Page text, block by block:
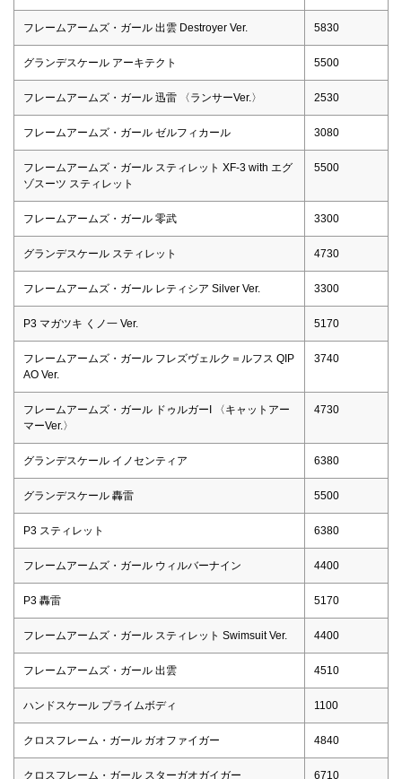
フレームアームズ・ガール 出雲 Destroyer Ver. 5830
グランデスケール アーキテクト 5500
フレームアームズ・ガール 迅雷 〈ランサーVer.〉 2530
フレームアームズ・ガール ゼルフィカール 3080
フレームアームズ・ガール スティレット XF-3 with エグ
ゾスーツ スティレット
5500
フレームアームズ・ガール 零武 3300
グランデスケール スティレット 4730
フレームアームズ・ガール レティシア Silver Ver. 3300
P3 マガツキ くノ一 Ver. 5170
フレームアームズ・ガール フレズヴェルク＝ルフス QIP
AO Ver.
3740
フレームアームズ・ガール ドゥルガーI 〈キャットアー
マーVer.〉
4730
グランデスケール イノセンティア 6380
グランデスケール 轟雷 5500
P3 スティレット 6380
フレームアームズ・ガール ウィルバーナイン 4400
P3 轟雷 5170
フレームアームズ・ガール スティレット Swimsuit Ver. 4400
フレームアームズ・ガール 出雲 4510
ハンドスケール プライムボディ 1100
クロスフレーム・ガール ガオファイガー 4840
クロスフレーム・ガール スターガオガイガー 6710